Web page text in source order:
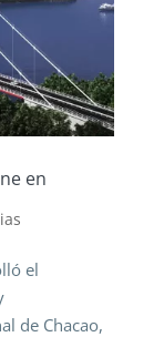
en
el
de Chacao,